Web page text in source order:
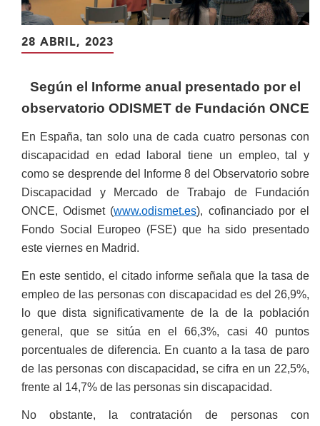
28 ABRIL, 2023
Según el Informe anual presentado por el
observatorio ODISMET de Fundación ONCE
En España, tan solo una de cada cuatro personas con
discapacidad en edad laboral tiene un empleo, tal y
como se desprende del Informe 8 del Observatorio sobre
Discapacidad y Mercado de Trabajo de Fundación
ONCE, Odismet (www.odismet.es), cofinanciado por el
Fondo Social Europeo (FSE) que ha sido presentado
este viernes en Madrid.
En este sentido, el citado informe señala que la tasa de
empleo de las personas con discapacidad es del 26,9%,
lo que dista significativamente de la de la población
general, que se sitúa en el 66,3%, casi 40 puntos
porcentuales de diferencia. En cuanto a la tasa de paro
de las personas con discapacidad, se cifra en un 22,5%,
frente al 14,7% de las personas sin discapacidad.
No obstante, la contratación de personas con